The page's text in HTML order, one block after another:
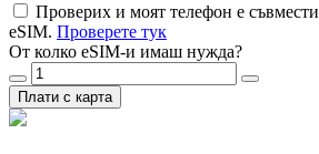
Проверих и моят телефон е
eSIM. Проверете тук
От колко eSIM-и имаш нужда?
Плати с карта